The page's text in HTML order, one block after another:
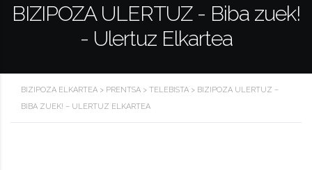
BIZIPOZA ULERTUZ - Biba zuek!
- Ulertuz Elkartea
BIZIPOZA ELKARTEA > PRENTSA > TELEBISTA > BIZIPOZA ULERTUZ –
BIBA ZUEK! – ULERTUZ ELKARTEA